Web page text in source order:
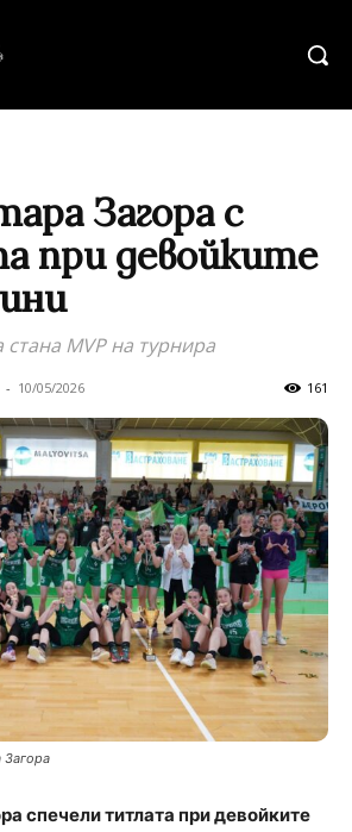
Загора с
при девойките
MVP на турнира
- 10/05/2026 161
спечели титлата при девойките